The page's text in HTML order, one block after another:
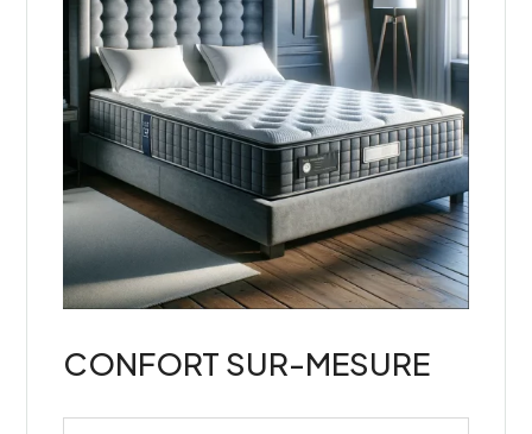
CONFORT SUR-MESURE